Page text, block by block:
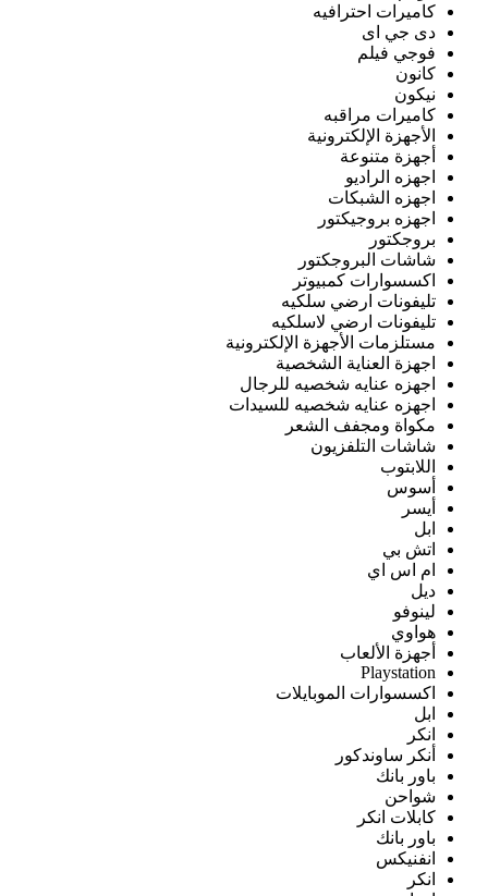
كاميرات احترافيه
دى جي اى
فوجي فيلم
كانون
نيكون
كاميرات مراقبه
الأجهزة الإلكترونية
أجهزة متنوعة
اجهزه الراديو
اجهزه الشبكات
اجهزه بروجيكتور
بروجكتور
شاشات البروجكتور
اكسسوارات كمبيوتر
تليفونات ارضي سلكيه
تليفونات ارضي لاسلكيه
مستلزمات الأجهزة الإلكترونية
اجهزة العناية الشخصية
اجهزه عنايه شخصيه للرجال
اجهزه عنايه شخصيه للسيدات
مكواة ومجفف الشعر
شاشات التلفزيون
اللابتوب
أسوس
أيسر
ابل
اتش بي
ام اس اي
ديل
لينوفو
هواوي
أجهزة الألعاب
Playstation
اكسسوارات الموبايلات
ابل
انكر
أنكر ساوندكور
باور بانك
شواحن
كابلات انكر
باور بانك
انفنيكس
انكر